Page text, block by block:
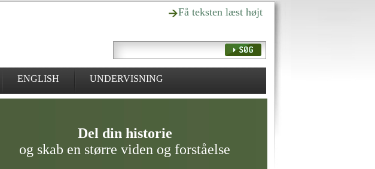
Få teksten læst højt
ENGLISH UNDERVISNING
Del din historie
og skab en større viden og forståelse